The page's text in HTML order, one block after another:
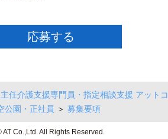
応募する
任介護支援専門員・指定相談支援 アット
公園・正社員 ＞ 募集要項
AT Co.,Ltd. All Rights Reserved.